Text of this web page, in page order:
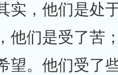
实，他们是处
他们是受了苦
望。他们受了